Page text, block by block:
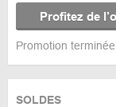
Profitez de
Promotion terminée
SOLDES